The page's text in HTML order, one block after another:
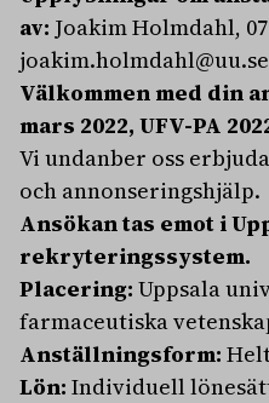
av: Joakim Holmdahl,
Välkommen med din
mars 2022, UFV-PA
Vi undanber oss
och annonseringshjälp.
Ansökan tas emot i
rekryteringssystem.
Placering: Uppsala
farmaceutiska
Anställningsform:
Lön: Individuell